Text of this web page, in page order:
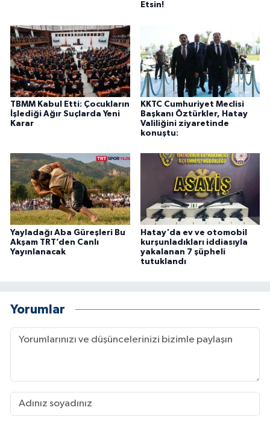
Etsin!
TBMM Kabul Etti: Çocukların
İşlediği Ağır Suçlarda Yeni
Karar
KKTC Cumhuriyet Meclisi
Başkanı Öztürkler, Hatay
Valiliğini ziyaretinde
konuştu:
Yayladağı Aba Güreşleri Bu
Akşam TRT’den Canlı
Yayınlanacak
Hatay'da ev ve otomobil
kurşunladıkları iddiasıyla
yakalanan 7 şüpheli
tutuklandı
Yorumlar